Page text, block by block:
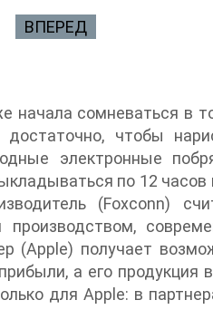
ВПЕРЕД
начала сомневаться в
чтобы
электронные
по 12 часов
(Foxconn)
(Apple) получает
а его продукция
для Apple: в